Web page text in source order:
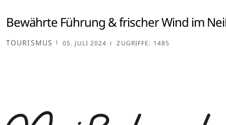
Bewährte Führung & frischer Wind im
TOURISMUS 05. JULI 2024 ZUGRIFFE: 1485